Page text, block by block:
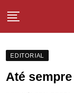
EDITORIAL
Até sempre